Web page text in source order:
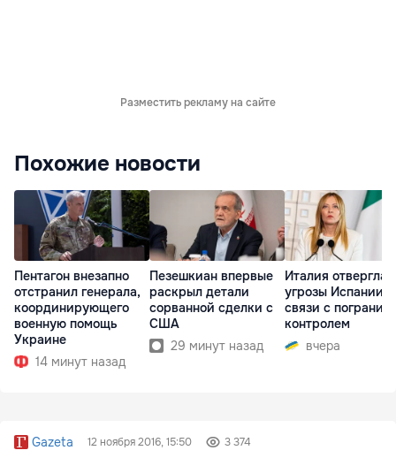
Разместить рекламу на сайте
Похожие новости
Пентагон внезапно
отстранил генерала,
координирующего
военную помощь
Украине
14 минут назад
Пезешкиан впервые
раскрыл детали
сорванной сделки с
США
29 минут назад
Италия отвергла
угрозы Испании в
связи с
контролем
вчера
Gazeta 12 ноября 2016, 15:50 3 374